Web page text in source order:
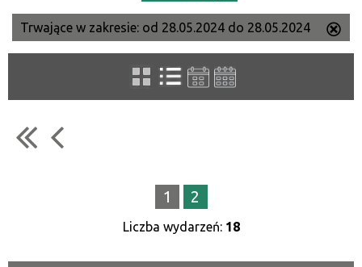
Szukana fraza
Kategoria
Trwające w zakresie: od 28.05.2024 do 28.05.2024
ten
1 2
Liczba wydarzeń: 18